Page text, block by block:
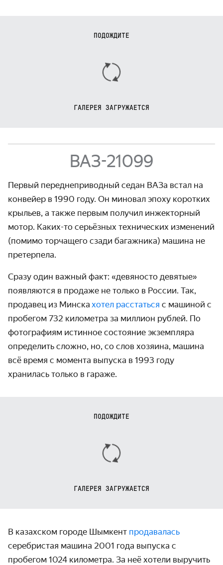
ПОДОЖДИТЕ
ГАЛЕРЕЯ ЗАГРУЖАЕТСЯ
ВАЗ-21099
Первый переднеприводный седан ВАЗа встал на
конвейер в 1990 году. Он миновал эпоху коротких
крыльев, а также первым получил инжекторный
мотор. Каких-то серьёзных технических изменений
(помимо торчащего сзади багажника) машина не
претерпела.
Сразу один важный факт: «девяносто девятые»
появляются в продаже не только в России. Так,
продавец из Минска хотел расстаться с машиной с
пробегом 732 километра за миллион рублей. По
фотографиям истинное состояние экземпляра
определить сложно, но, со слов хозяина, машина
всё время с момента выпуска в 1993 году
хранилась только в гараже.
ПОДОЖДИТЕ
ГАЛЕРЕЯ ЗАГРУЖАЕТСЯ
В казахском городе Шымкент продавалась
серебристая машина 2001 года выпуска с
пробегом 1024 километра. За неё хотели выручить